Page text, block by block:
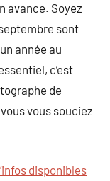
avance. Soyez
sont
année au
c’est
de
vous souciez
disponibles